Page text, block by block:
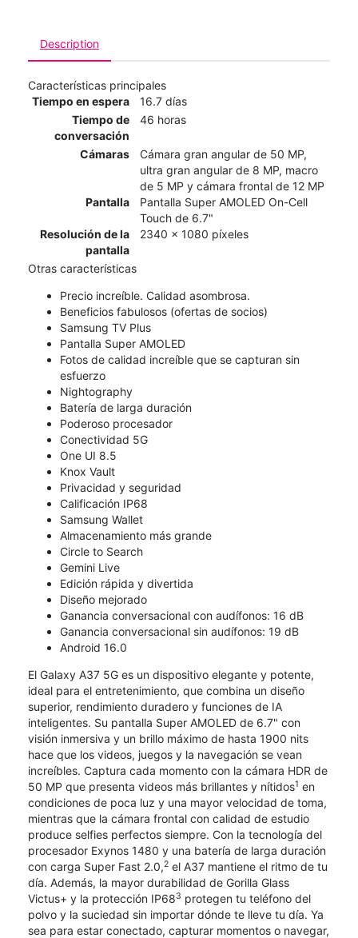
Description
Características principales
Tiempo en espera
16.7 días
Tiempo de
conversación
46 horas
Cámaras
Cámara gran angular de 50 MP,
ultra gran angular de 8 MP, macro
de 5 MP y cámara frontal de 12 MP
Pantalla
Pantalla Super AMOLED On-Cell
Touch de 6.7"
Resolución de la
pantalla
2340 x 1080 píxeles
Otras características
Precio increíble. Calidad asombrosa.
Beneficios fabulosos (ofertas de socios)
Samsung TV Plus
Pantalla Super AMOLED
Fotos de calidad increíble que se capturan sin
esfuerzo
Nightography
Batería de larga duración
Poderoso procesador
Conectividad 5G
One UI 8.5
Knox Vault
Privacidad y seguridad
Calificación IP68
Samsung Wallet
Almacenamiento más grande
Circle to Search
Gemini Live
Edición rápida y divertida
Diseño mejorado
Ganancia conversacional con audífonos: 16 dB
Ganancia conversacional sin audífonos: 19 dB
Android 16.0
El Galaxy A37 5G es un dispositivo elegante y potente,
ideal para el entretenimiento, que combina un diseño
superior, rendimiento duradero y funciones de IA
inteligentes. Su pantalla Super AMOLED de 6.7" con
visión inmersiva y un brillo máximo de hasta 1900 nits
hace que los videos, juegos y la navegación se vean
increíbles. Captura cada momento con la cámara HDR de
50 MP que presenta videos más brillantes y nítidos1 en
condiciones de poca luz y una mayor velocidad de toma,
mientras que la cámara frontal con calidad de estudio
produce selfies perfectos siempre. Con la tecnología del
procesador Exynos 1480 y una batería de larga duración
con carga Super Fast 2.0,2 el A37 mantiene el ritmo de tu
día. Además, la mayor durabilidad de Gorilla Glass
Victus+ y la protección IP683 protegen tu teléfono del
polvo y la suciedad sin importar dónde te lleve tu día. Ya
sea para estar conectado, capturar momentos o navegar,